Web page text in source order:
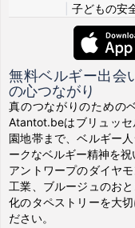
子どもの安
無料ベルギー出会
の心つながり
真のつながりのための
Atantot.beはブリュッセ
園地帯まで、ベルギー
ークなベルギー精神を祝
アントワープのダイヤ
工業、ブルージュのお
化のタペストリーを大
ださい。